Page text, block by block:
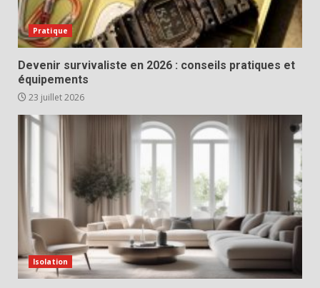
Pratique
Devenir survivaliste en 2026 : conseils pratiques et
équipements
23 juillet 2026
Isolation